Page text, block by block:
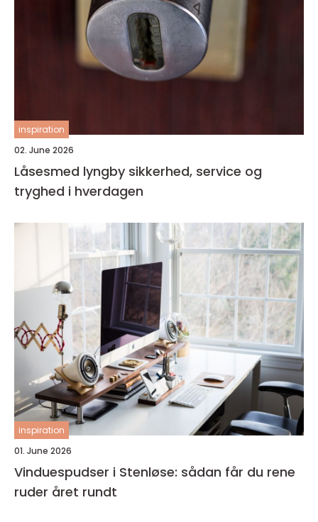
inspiration
02. June 2026
Låsesmed lyngby sikkerhed, service og
tryghed i hverdagen
inspiration
01. June 2026
Vinduespudser i Stenløse: sådan får du rene
ruder året rundt